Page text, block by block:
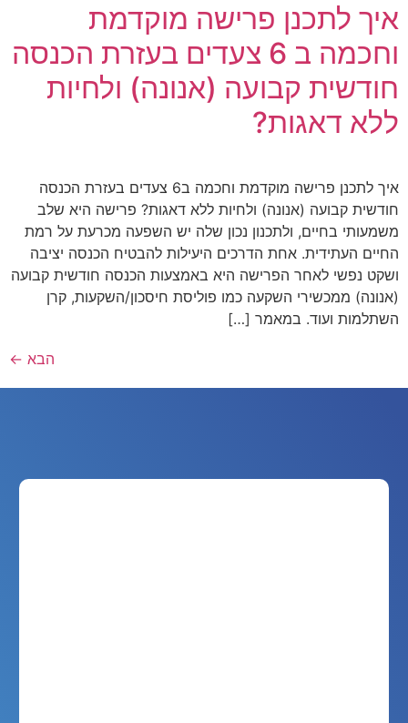
איך לתכנן פרישה מוקדמת
וחכמה ב 6 צעדים בעזרת הכנסה
חודשית קבועה (אנונה) ולחיות
ללא דאגות?
איך לתכנן פרישה מוקדמת וחכמה ב6 צעדים בעזרת הכנסה
חודשית קבועה (אנונה) ולחיות ללא דאגות? פרישה היא שלב
משמעותי בחיים, ולתכנון נכון שלה יש השפעה מכרעת על רמת
החיים העתידית. אחת הדרכים היעילות להבטיח הכנסה יציבה
ושקט נפשי לאחר הפרישה היא באמצעות הכנסה חודשית קבועה
(אנונה) ממכשירי השקעה כמו פוליסת חיסכון/השקעות, קרן
השתלמות ועוד. במאמר […]
הבא ←